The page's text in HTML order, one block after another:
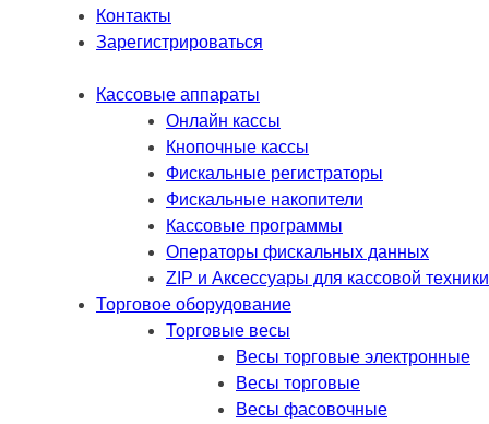
Контакты
Зарегистрироваться
Кассовые аппараты
Онлайн кассы
Кнопочные кассы
Фискальные регистраторы
Фискальные накопители
Кассовые программы
Операторы фискальных данных
ZIP и Аксессуары для кассовой техники
Торговое оборудование
Торговые весы
Весы торговые электронные
Весы торговые
Весы фасовочные